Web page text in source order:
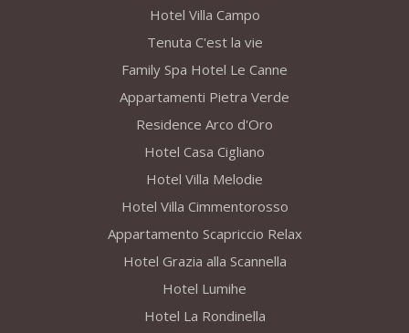
Hotel Villa Campo
Tenuta C'est la vie
Family Spa Hotel Le Canne
Appartamenti Pietra Verde
Residence Arco d'Oro
Hotel Casa Cigliano
Hotel Villa Melodie
Hotel Villa Cimmentorosso
Appartamento Scapriccio Relax
Hotel Grazia alla Scannella
Hotel Lumihe
Hotel La Rondinella